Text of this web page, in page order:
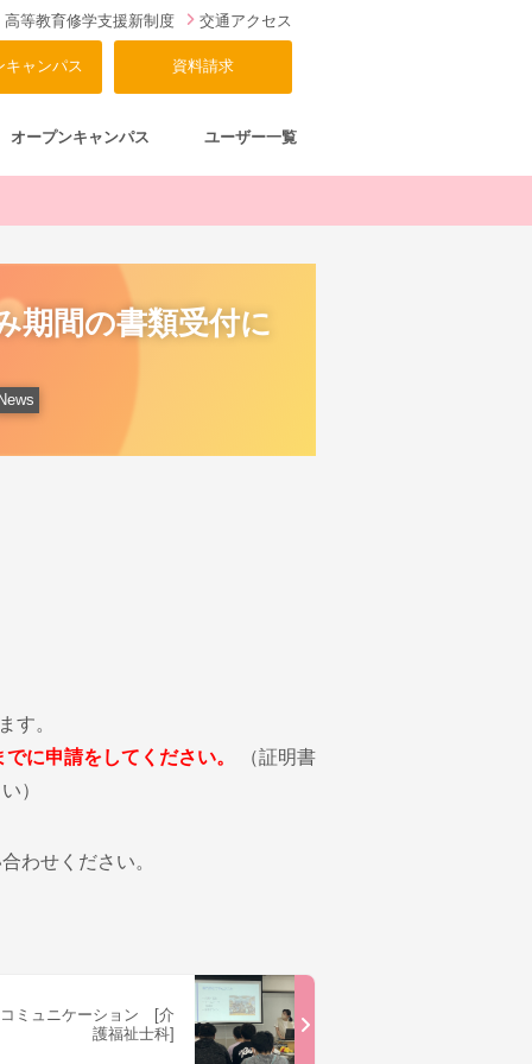
高等教育修学支援新制度 交通アクセス
キャンパス 資料請求
オープンキャンパス ユーザー一覧
期間の書類受付に
す。
に申請をしてください。
（証明書
）
わせください。
ミュニケーション [介
護福祉士科]